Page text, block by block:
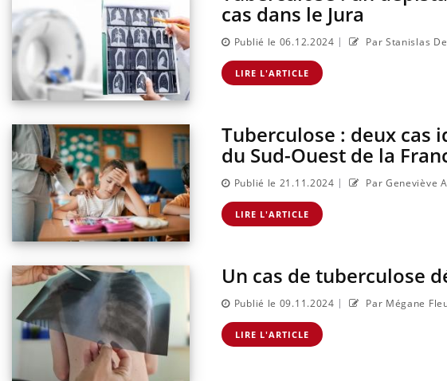
cas dans le Jura
Publié le 06.12.2024 | Par Stanislas
LIRE L'ARTICLE
Tuberculose : deux cas
du Sud-Ouest de la
Publié le 21.11.2024 | Par Geneviève
LIRE L'ARTICLE
Un cas de tuberculose
Publié le 09.11.2024 | Par Mégane
LIRE L'ARTICLE